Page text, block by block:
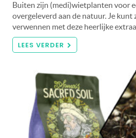
Buiten zijn (medi)wietplanten voor
overgeleverd aan de natuur. Je kunt
verwennen met deze heerlijke
LEES VERDER